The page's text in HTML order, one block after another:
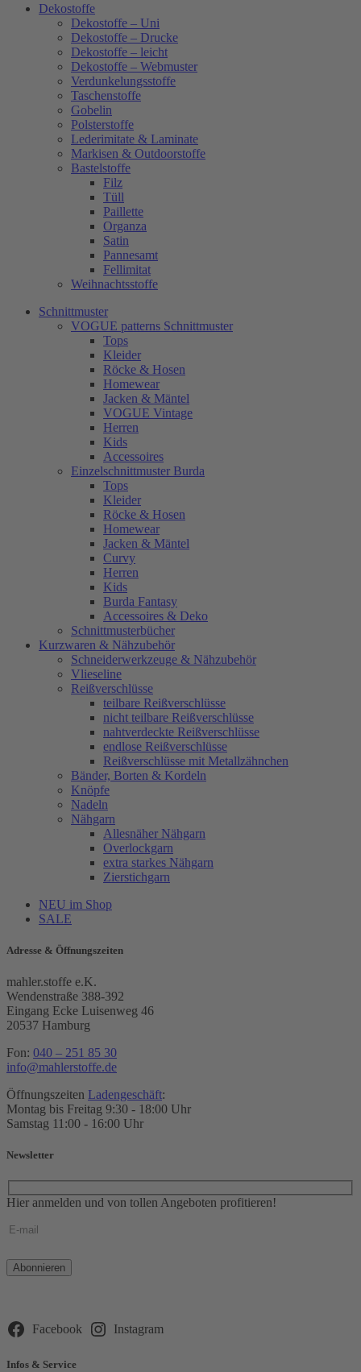
Dekostoffe
Dekostoffe – Uni
Dekostoffe – Drucke
Dekostoffe – leicht
Dekostoffe – Webmuster
Verdunkelungsstoffe
Taschenstoffe
Gobelin
Polsterstoffe
Lederimitate & Laminate
Markisen & Outdoorstoffe
Bastelstoffe
Filz
Tüll
Paillette
Organza
Satin
Pannesamt
Fellimitat
Weihnachtsstoffe
Schnittmuster
VOGUE patterns Schnittmuster
Tops
Kleider
Röcke & Hosen
Homewear
Jacken & Mäntel
VOGUE Vintage
Herren
Kids
Accessoires
Einzelschnittmuster Burda
Tops
Kleider
Röcke & Hosen
Homewear
Jacken & Mäntel
Curvy
Herren
Kids
Burda Fantasy
Accessoires & Deko
Schnittmusterbücher
Kurzwaren & Nähzubehör
Schneiderwerkzeuge & Nähzubehör
Vlieseline
Reißverschlüsse
teilbare Reißverschlüsse
nicht teilbare Reißverschlüsse
nahtverdeckte Reißverschlüsse
endlose Reißverschlüsse
Reißverschlüsse mit Metallzähnchen
Bänder, Borten & Kordeln
Knöpfe
Nadeln
Nähgarn
Allesnäher Nähgarn
Overlockgarn
extra starkes Nähgarn
Zierstichgarn
NEU im Shop
SALE
Adresse & Öffnungszeiten
mahler.stoffe e.K.
Wendenstraße 388-392
Eingang Ecke Luisenweg 46
20537 Hamburg
Fon: 040 – 251 85 30
info@mahlerstoffe.de
Öffnungszeiten Ladengeschäft:
Montag bis Freitag 9:30 - 18:00 Uhr
Samstag 11:00 - 16:00 Uhr
Newsletter
Hier anmelden und von tollen Angeboten profitieren!
Bitte
lasse
leer.
Facebook Instagram
Infos & Service